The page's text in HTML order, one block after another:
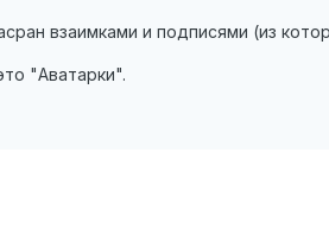
взаимками и подписями (из
"Аватарки".